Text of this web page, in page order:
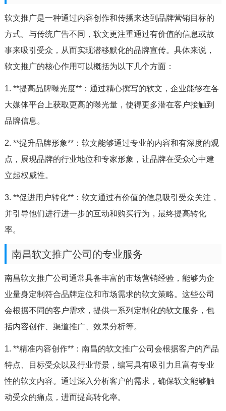
软文推广是一种通过内容创作和传播来达到品牌营销目标的
方式。与传统广告不同，软文更注重通过有价值的信息或故
事来吸引受众，从而实现潜移默化的品牌宣传。具体来说，
软文推广的核心作用可以概括为以下几个方面：
1. **提高品牌曝光度**：通过精心撰写的软文，企业能够在各
大媒体平台上获取更高的曝光量，使得更多潜在客户接触到
品牌信息。
2. **提升品牌形象**：软文能够通过专业的内容和有深度的观
点，展现品牌的行业地位和专家形象，让品牌在受众心中建
立起权威性。
3. **促进用户转化**：软文通过有价值的信息吸引受众关注，
并引导他们进行进一步的互动和购买行为，最终提高转化
率。
南昌软文推广公司的专业服务
南昌软文推广公司通常具备丰富的市场营销经验，能够为企
业量身定制符合品牌定位和市场需求的软文策略。这些公司
会根据不同的客户需求，提供一系列定制化的软文服务，包
括内容创作、渠道推广、效果分析等。
1. **精准内容创作**：南昌的软文推广公司会根据客户的产品
特点、目标受众以及行业背景，编写具有吸引力且富有专业
性的软文内容。通过深入分析客户的需求，确保软文能够触
动受众的痛点，进而提高转化率。